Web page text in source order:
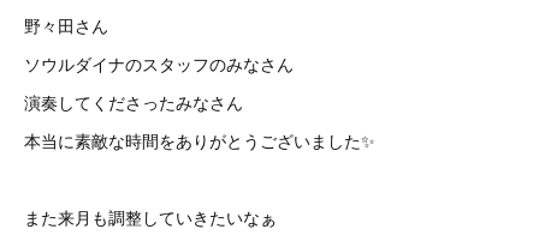
野々田さん
ソウルダイナのスタッフのみなさん
演奏してくださったみなさん
本当に素敵な時間をありがとうございました✨
また来月も調整していきたいなぁ